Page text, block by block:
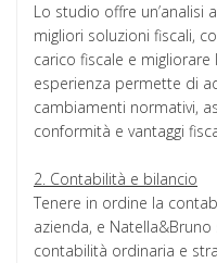
Lo studio offre
migliori soluzioni fiscali,
carico fiscale e
esperienza permette di
cambiamenti normativi,
conformità e vantaggi
2. Contabilità e bilancio
Tenere in ordine la
azienda, e
contabilità ordinaria e